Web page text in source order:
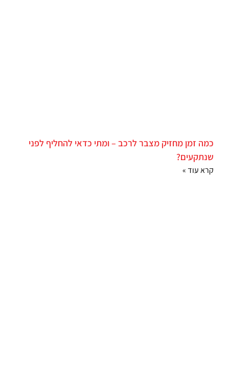
כמה זמן מחזיק מצבר לרכב – ומתי כדאי להחליף לפני
שנתקעים?
קרא עוד »